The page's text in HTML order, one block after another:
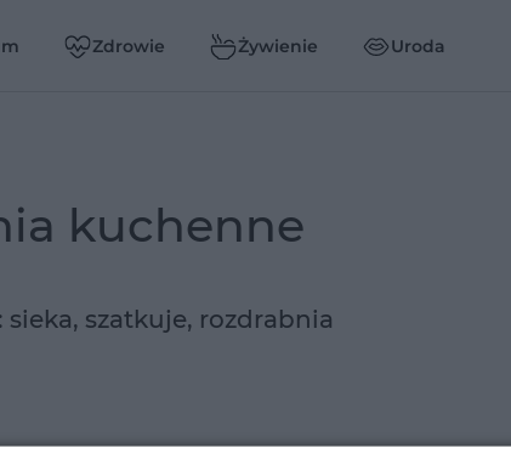
Zdrowie Żywienie Uroda
kuchenne
sieka, szatkuje, rozdrabnia